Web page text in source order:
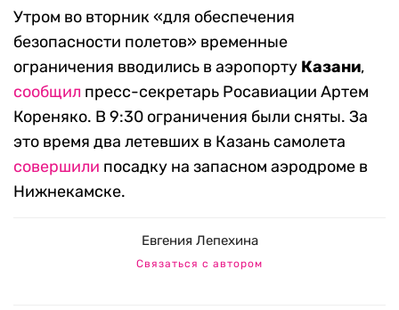
Утром во вторник «для обеспечения
безопасности полетов» временные
ограничения вводились в аэропорту Казани,
сообщил пресс-секретарь Росавиации Артем
Кореняко. В 9:30 ограничения были сняты. За
это время два летевших в Казань самолета
совершили посадку на запасном аэродроме в
Нижнекамске.
Евгения Лепехина
Связаться с автором